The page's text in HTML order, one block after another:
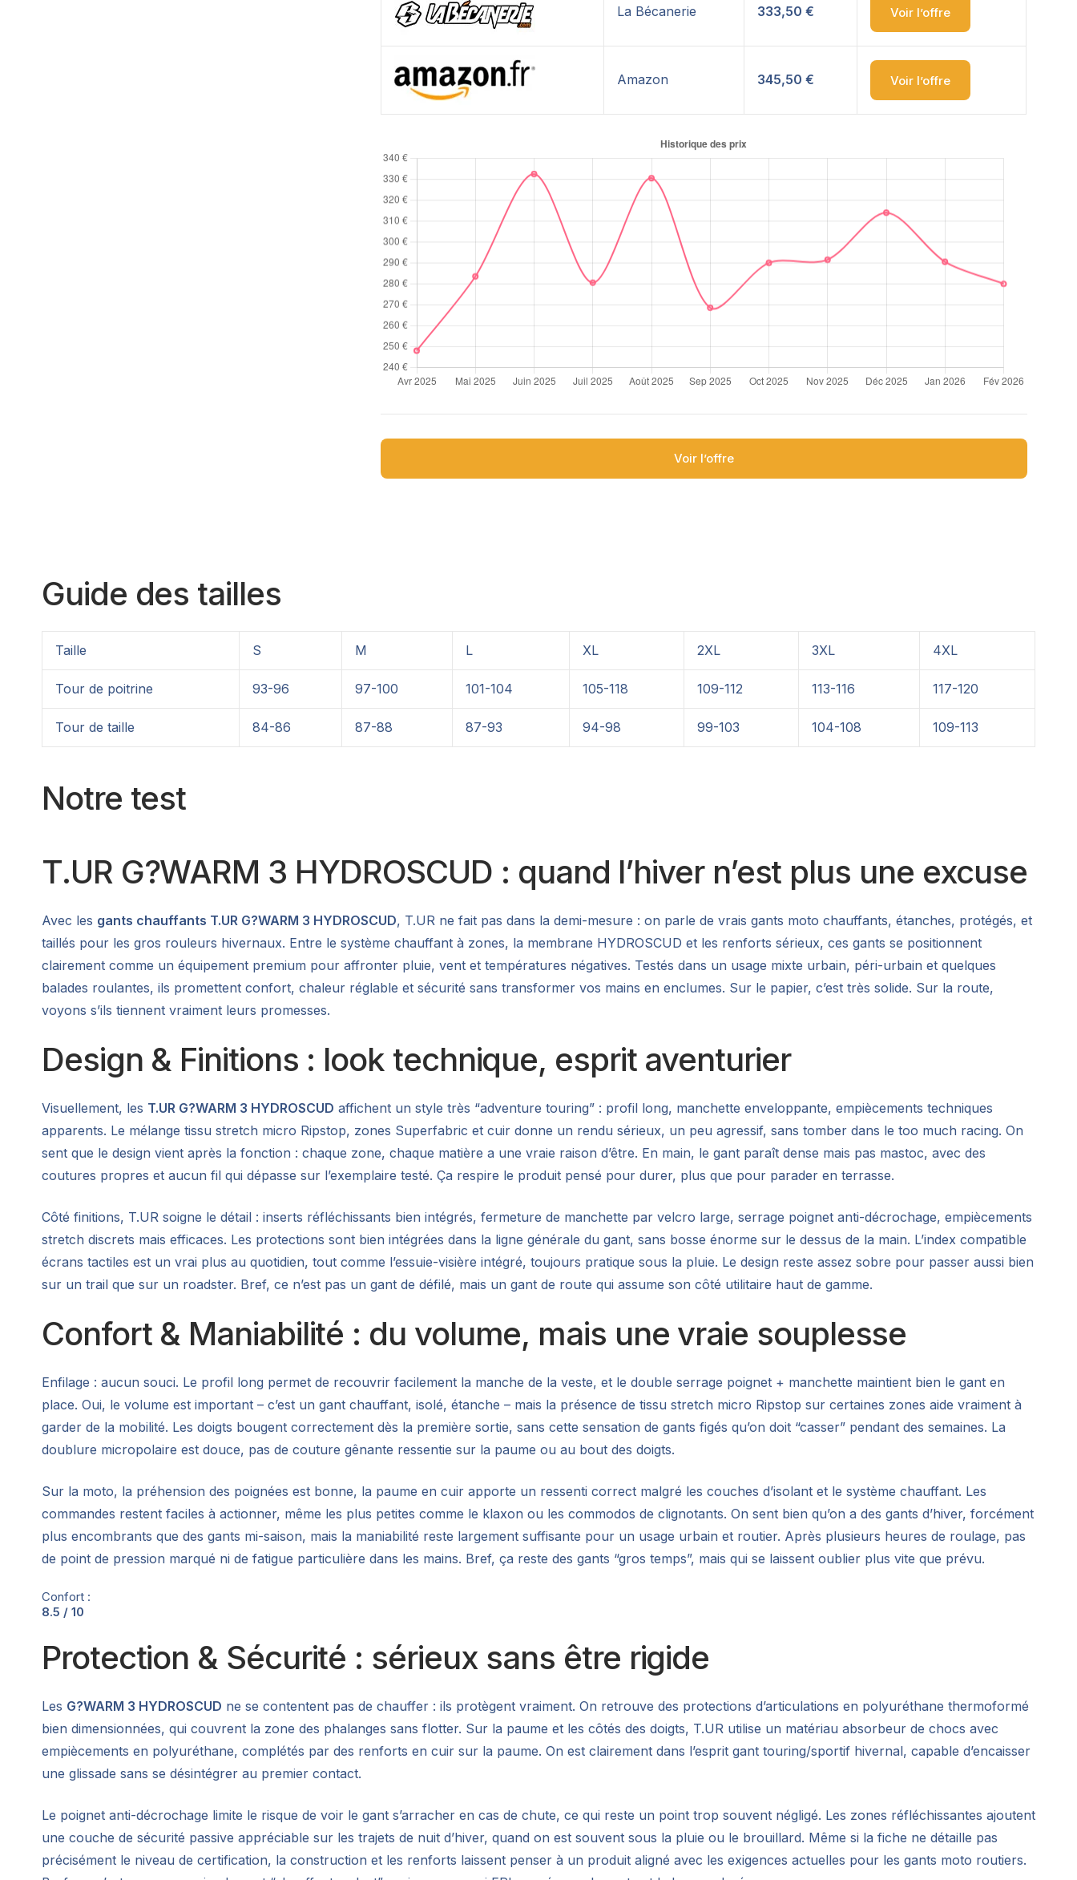
La Bécanerie 333,50 € Voir l’offre
Amazon 345,50 € Voir l’offre
Voir l’offre
Guide des tailles
Taille S M L XL 2XL 3XL 4XL
Tour de poitrine 93-96 97-100 101-104 105-118 109-112 113-116 117-120
Tour de taille 84-86 87-88 87-93 94-98 99-103 104-108 109-113
Notre test
T.UR G?WARM 3 HYDROSCUD : quand l’hiver n’est plus une excuse
Avec les gants chauffants T.UR G?WARM 3 HYDROSCUD, T.UR ne fait pas dans la demi-mesure : on parle de vrais gants moto chauffants, étanches, protégés, et
taillés pour les gros rouleurs hivernaux. Entre le système chauffant à zones, la membrane HYDROSCUD et les renforts sérieux, ces gants se positionnent
clairement comme un équipement premium pour affronter pluie, vent et températures négatives. Testés dans un usage mixte urbain, péri-urbain et quelques
balades roulantes, ils promettent confort, chaleur réglable et sécurité sans transformer vos mains en enclumes. Sur le papier, c’est très solide. Sur la route,
voyons s’ils tiennent vraiment leurs promesses.
Design & Finitions : look technique, esprit aventurier
Visuellement, les T.UR G?WARM 3 HYDROSCUD affichent un style très “adventure touring” : profil long, manchette enveloppante, empiècements techniques
apparents. Le mélange tissu stretch micro Ripstop, zones Superfabric et cuir donne un rendu sérieux, un peu agressif, sans tomber dans le too much racing. On
sent que le design vient après la fonction : chaque zone, chaque matière a une vraie raison d’être. En main, le gant paraît dense mais pas mastoc, avec des
coutures propres et aucun fil qui dépasse sur l’exemplaire testé. Ça respire le produit pensé pour durer, plus que pour parader en terrasse.
Côté finitions, T.UR soigne le détail : inserts réfléchissants bien intégrés, fermeture de manchette par velcro large, serrage poignet anti-décrochage, empiècements
stretch discrets mais efficaces. Les protections sont bien intégrées dans la ligne générale du gant, sans bosse énorme sur le dessus de la main. L’index compatible
écrans tactiles est un vrai plus au quotidien, tout comme l’essuie-visière intégré, toujours pratique sous la pluie. Le design reste assez sobre pour passer aussi bien
sur un trail que sur un roadster. Bref, ce n’est pas un gant de défilé, mais un gant de route qui assume son côté utilitaire haut de gamme.
Confort & Maniabilité : du volume, mais une vraie souplesse
Enfilage : aucun souci. Le profil long permet de recouvrir facilement la manche de la veste, et le double serrage poignet + manchette maintient bien le gant en
place. Oui, le volume est important – c’est un gant chauffant, isolé, étanche – mais la présence de tissu stretch micro Ripstop sur certaines zones aide vraiment à
garder de la mobilité. Les doigts bougent correctement dès la première sortie, sans cette sensation de gants figés qu’on doit “casser” pendant des semaines. La
doublure micropolaire est douce, pas de couture gênante ressentie sur la paume ou au bout des doigts.
Sur la moto, la préhension des poignées est bonne, la paume en cuir apporte un ressenti correct malgré les couches d’isolant et le système chauffant. Les
commandes restent faciles à actionner, même les plus petites comme le klaxon ou les commodos de clignotants. On sent bien qu’on a des gants d’hiver, forcément
plus encombrants que des gants mi-saison, mais la maniabilité reste largement suffisante pour un usage urbain et routier. Après plusieurs heures de roulage, pas
de point de pression marqué ni de fatigue particulière dans les mains. Bref, ça reste des gants “gros temps”, mais qui se laissent oublier plus vite que prévu.
Confort :
8.5 / 10
Protection & Sécurité : sérieux sans être rigide
Les G?WARM 3 HYDROSCUD ne se contentent pas de chauffer : ils protègent vraiment. On retrouve des protections d’articulations en polyuréthane thermoformé
bien dimensionnées, qui couvrent la zone des phalanges sans flotter. Sur la paume et les côtés des doigts, T.UR utilise un matériau absorbeur de chocs avec
empiècements en polyuréthane, complétés par des renforts en cuir sur la paume. On est clairement dans l’esprit gant touring/sportif hivernal, capable d’encaisser
une glissade sans se désintégrer au premier contact.
Le poignet anti-décrochage limite le risque de voir le gant s’arracher en cas de chute, ce qui reste un point trop souvent négligé. Les zones réfléchissantes ajoutent
une couche de sécurité passive appréciable sur les trajets de nuit d’hiver, quand on est souvent sous la pluie ou le brouillard. Même si la fiche ne détaille pas
précisément le niveau de certification, la construction et les renforts laissent penser à un produit aligné avec les exigences actuelles pour les gants moto routiers.